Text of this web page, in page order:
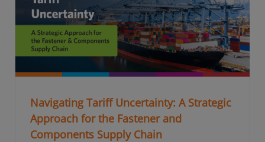
Navigating Tariff Uncertainty: A Strategic
Approach for the Fastener and
Components Supply Chain